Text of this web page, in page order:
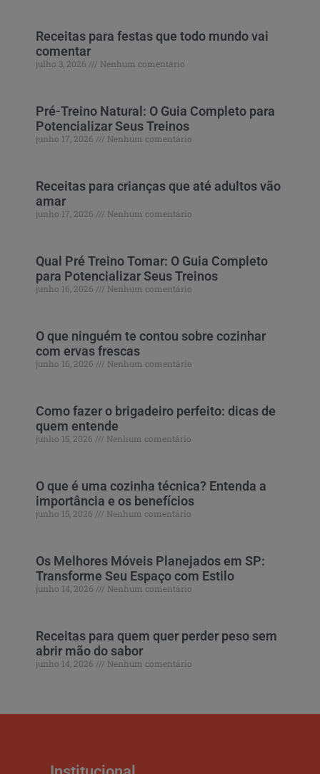
Receitas para festas que todo mundo vai
comentar
julho 3, 2026 Nenhum comentário
Pré-Treino Natural: O Guia Completo para
Potencializar Seus Treinos
junho 17, 2026 Nenhum comentário
Receitas para crianças que até adultos vão
amar
junho 17, 2026 Nenhum comentário
Qual Pré Treino Tomar: O Guia Completo
para Potencializar Seus Treinos
junho 16, 2026 Nenhum comentário
O que ninguém te contou sobre cozinhar
com ervas frescas
junho 16, 2026 Nenhum comentário
Como fazer o brigadeiro perfeito: dicas de
quem entende
junho 15, 2026 Nenhum comentário
O que é uma cozinha técnica? Entenda a
importância e os benefícios
junho 15, 2026 Nenhum comentário
Os Melhores Móveis Planejados em SP:
Transforme Seu Espaço com Estilo
junho 14, 2026 Nenhum comentário
Receitas para quem quer perder peso sem
abrir mão do sabor
junho 14, 2026 Nenhum comentário